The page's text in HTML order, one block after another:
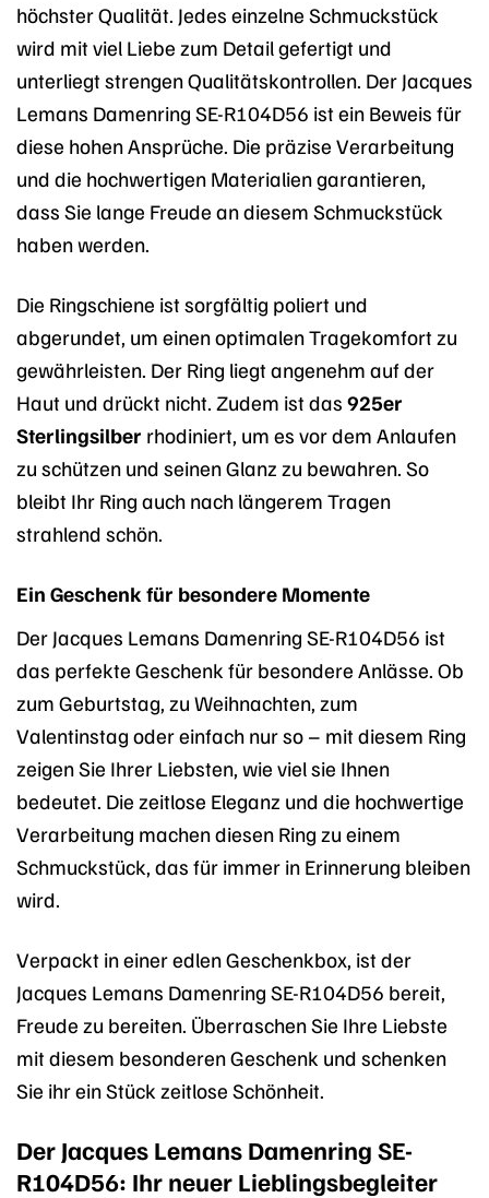
höchster Qualität. Jedes einzelne Schmuckstück
wird mit viel Liebe zum Detail gefertigt und
unterliegt strengen Qualitätskontrollen. Der Jacques
Lemans Damenring SE-R104D56 ist ein Beweis für
diese hohen Ansprüche. Die präzise Verarbeitung
und die hochwertigen Materialien garantieren,
dass Sie lange Freude an diesem Schmuckstück
haben werden.
Die Ringschiene ist sorgfältig poliert und
abgerundet, um einen optimalen Tragekomfort zu
gewährleisten. Der Ring liegt angenehm auf der
Haut und drückt nicht. Zudem ist das 925er
Sterlingsilber rhodiniert, um es vor dem Anlaufen
zu schützen und seinen Glanz zu bewahren. So
bleibt Ihr Ring auch nach längerem Tragen
strahlend schön.
Ein Geschenk für besondere Momente
Der Jacques Lemans Damenring SE-R104D56 ist
das perfekte Geschenk für besondere Anlässe. Ob
zum Geburtstag, zu Weihnachten, zum
Valentinstag oder einfach nur so – mit diesem Ring
zeigen Sie Ihrer Liebsten, wie viel sie Ihnen
bedeutet. Die zeitlose Eleganz und die hochwertige
Verarbeitung machen diesen Ring zu einem
Schmuckstück, das für immer in Erinnerung bleiben
wird.
Verpackt in einer edlen Geschenkbox, ist der
Jacques Lemans Damenring SE-R104D56 bereit,
Freude zu bereiten. Überraschen Sie Ihre Liebste
mit diesem besonderen Geschenk und schenken
Sie ihr ein Stück zeitlose Schönheit.
Der Jacques Lemans Damenring SE-
R104D56: Ihr neuer Lieblingsbegleiter